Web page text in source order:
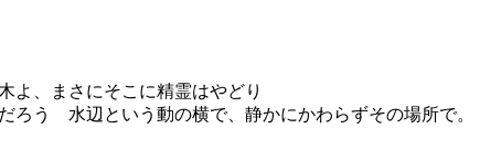
よ、まさにそこに精霊はやどり
ろう 水辺という動の横で、静かにかわらずその場所で。